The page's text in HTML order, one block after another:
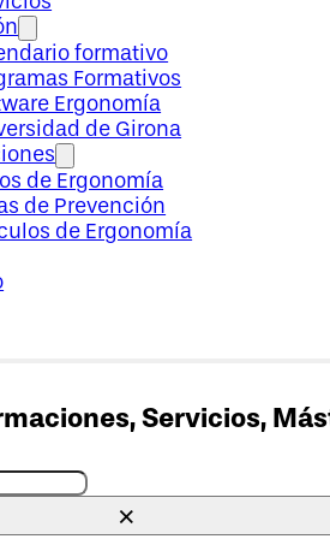
formativo
Formativos
Ergonomía
de Girona
de Ergonomía
de Prevención
de Ergonomía
Servicios,
×